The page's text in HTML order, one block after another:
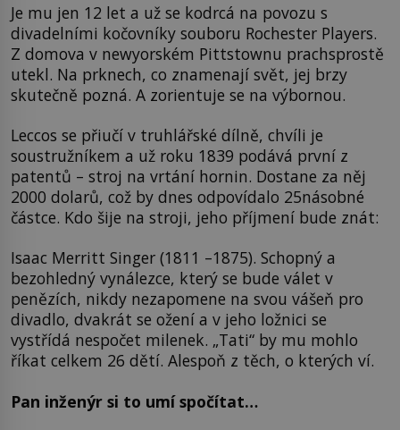
Je mu jen 12 let a už se kodrcá na povozu s
divadelními kočovníky souboru Rochester Players.
Z domova v newyorském Pittstownu prachsprostě
utekl. Na prknech, co znamenají svět, jej brzy
skutečně pozná. A zorientuje se na výbornou.
Leccos se přiučí v truhlářské dílně, chvíli je
soustružníkem a už roku 1839 podává první z
patentů – stroj na vrtání hornin. Dostane za něj
2000 dolarů, což by dnes odpovídalo 25násobné
částce. Kdo šije na stroji, jeho příjmení bude znát:
Isaac Merritt Singer (1811 –1875). Schopný a
bezohledný vynálezce, který se bude válet v
penězích, nikdy nezapomene na svou vášeň pro
divadlo, dvakrát se ožení a v jeho ložnici se
vystřídá nespočet milenek. „Tati“ by mu mohlo
říkat celkem 26 dětí. Alespoň z těch, o kterých ví.
Pan inženýr si to umí spočítat…